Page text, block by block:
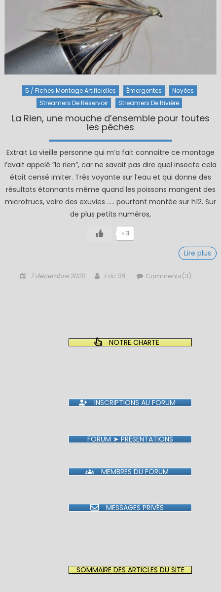
5 / Fiches Montage Artificielles Émergentes
Noyées
Streamers De Réservoir
Streamers De Rivière
La Rien, une mouche d’ensemble pour toutes
les pêches
Extrait La vieille personne qui m’a fait connaitre ce montage
l’avait appelé “la rien”, car ne savait pas dire quel insecte cela
était censé imiter. Très voyante sur l’eau et qui donne des
résultats étonnants même quand les poissons mangent des
microtrucs, voire des exuvies ….. pourtant montée sur h12. Sur
de plus petits numéros,
+3
Lire plus
Posted
7 décembre 2020 Author
Eric 06 Comments(3)
NOTRE CHARTE
INSCRIPTIONS AU FORUM
FORUM ➤ PRÉSENTATIONS
MEMBRES DU FORUM
MESSAGES PRIVÉS
SOMMAIRE DES ARTICLES DU SITE